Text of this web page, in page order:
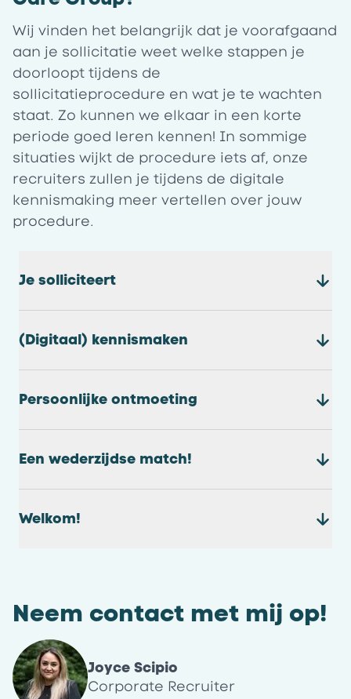
Wij vinden het belangrijk dat je voorafgaand
aan je sollicitatie weet welke stappen je
doorloopt tijdens de
sollicitatieprocedure en wat je te wachten
staat. Zo kunnen we elkaar in een korte
periode goed leren kennen! In sommige
situaties wijkt de procedure iets af, onze
recruiters zullen je tijdens de digitale
kennismaking meer vertellen over jouw
procedure.
Je solliciteert
(Digitaal) kennismaken
Persoonlijke ontmoeting
Een wederzijdse match!
Welkom!
Neem contact met mij op!
Joyce Scipio
Corporate Recruiter